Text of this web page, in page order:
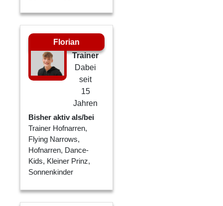
Florian
Trainer
Dabei
seit
15
Jahren
Bisher aktiv als/bei
Trainer Hofnarren,
Flying Narrows,
Hofnarren, Dance-
Kids, Kleiner Prinz,
Sonnenkinder